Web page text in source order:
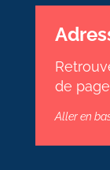
de
Aller en